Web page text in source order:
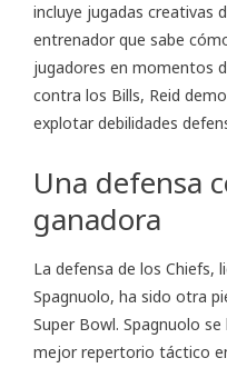
incluye jugadas creativas
entrenador que sabe
jugadores en momentos
contra los Bills, Reid
explotar debilidades
Una defensa
ganadora
La defensa de los Chiefs,
Spagnuolo, ha sido otra
Super Bowl. Spagnuolo
mejor repertorio táctico